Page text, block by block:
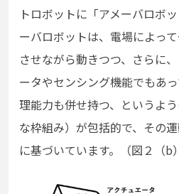
トロボットに「アメーバロボ
ーバロボットは、電場によっ
させながら動きつつ、さらに
ータやセンシング機能でもあ
理能力も併せ持つ、というよ
な枠組み）が包括的で、その
に基づいています。（図２（b